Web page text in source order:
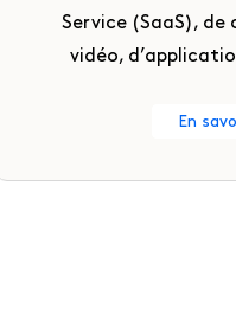
Service (SaaS), de
vidéo,
En